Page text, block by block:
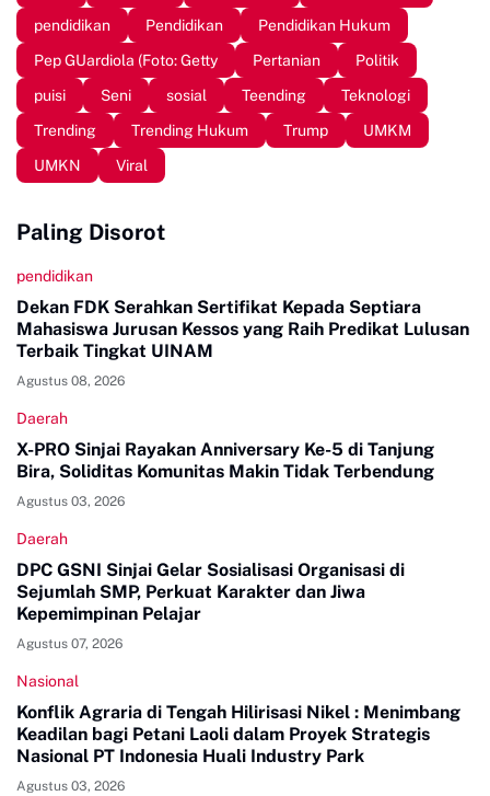
pendidikan
Pendidikan
Pendidikan Hukum
Pep GUardiola (Foto: Getty
Pertanian
Politik
puisi
Seni sosial Teending
Teknologi
Trending
Trending Hukum Trump
UMKM
UMKN
Viral
Paling Disorot
pendidikan
Dekan FDK Serahkan Sertifikat Kepada Septiara
Mahasiswa Jurusan Kessos yang Raih Predikat Lulusan
Terbaik Tingkat UINAM
Agustus 08, 2026
Daerah
X-PRO Sinjai Rayakan Anniversary Ke-5 di Tanjung
Bira, Soliditas Komunitas Makin Tidak Terbendung
Agustus 03, 2026
Daerah
DPC GSNI Sinjai Gelar Sosialisasi Organisasi di
Sejumlah SMP, Perkuat Karakter dan Jiwa
Kepemimpinan Pelajar
Agustus 07, 2026
Nasional
Konflik Agraria di Tengah Hilirisasi Nikel : Menimbang
Keadilan bagi Petani Laoli dalam Proyek Strategis
Nasional PT Indonesia Huali Industry Park
Agustus 03, 2026